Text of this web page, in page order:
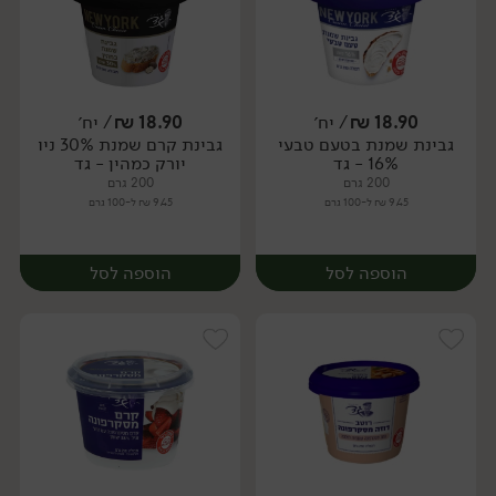
יח׳ יח׳
18.90
₪/ יח׳
גבינת שמנת בטעם טבעי
16% - גד
200 גרם
9.45 ₪ ל-100 גרם
הוספה לסל
18.90
₪/ יח׳
גבינת קרם שמנת 30% ניו
יורק כמהין - גד
200 גרם
9.45 ₪ ל-100 גרם
הוספה לסל